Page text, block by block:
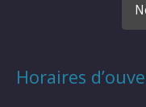
Horaires